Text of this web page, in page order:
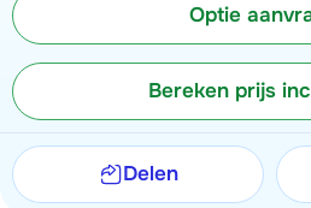
Optie
Bereken prijs
Delen